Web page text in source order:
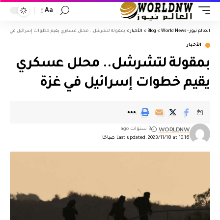
Aa
العالم نيوز - World News >
Blog
> الأخبار > بمقولة لتشرشل.. محلل عسكري يقيم خطوات إسرائيل في غزة
الأخبار
بمقولة لتشرشل.. محلل عسكري
يقيم خطوات إسرائيل في غزة
Last updated: 2023/11/18 at 10:16 صباحًا
WORLDNW 3 سنوات ago